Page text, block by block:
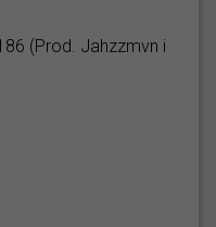
(Prod. Jahzzmvn i